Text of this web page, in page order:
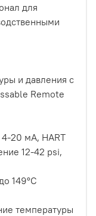
для
и давления с
Remote
20 мА, HART
12-42 psi,
149°C
температуры